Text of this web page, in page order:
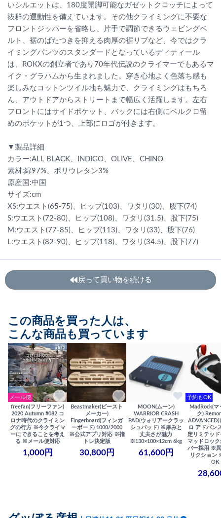
いシルエットは、180度開脚可能なガゼットクロッチによって
抜群の運動性を備えています。その他クライミングに不要な
フロントジッパーを省略し、片手で調節できるウェビングベ
ルト、裾のばたつきを抑える肉厚の裾リブなど、今ではクラ
イミングパンツのスタンダードとなっているディティール
は、ROKXの創立者であり70年代伝説のクライマーでもあるマ
イク・グラハムから生まれました。穿き心地よく色落ち感も
楽しみなコットンツイル地も魅力で、クライミングはもちろ
ん、アウトドアからストリートまで幅広く活躍します。左右
フロントにはサイドポケット、バックには右側にベルクロ留
めのポケットが1つ、上部にロゴが付きます。
▼製品詳細
カラー:ALL BLACK、INDIGO、OLIVE、CHINO
素材:綿97%、ポリウレタン3%
原産国:中国
サイズ:cm
XS:ウエスト(65-75)、ヒップ(103)、ワタリ(30)、股下(74)
S:ウエスト(72-80)、ヒップ(108)、ワタリ(31.5)、股下(75)
M:ウエスト(77-85)、ヒップ(113)、ワタリ(33)、股下(76)
L:ウエスト(82-90)、ヒップ(118)、ワタリ(34.5)、股下(77)
戻って買い物を続ける
この商品を買った人は、
こんな商品も買っています
メール便
freefan(フリーファン)
2020 Autumn #082 コ
ロナ時代のクライミン
グの行方 ※今クライマ
ーにできることを考え
る ※メール便対応
1,000円
Beastmaker(ビースト
メーカー)
Fingerboard(フィンガ
ーボード) 1000/2000
※公式アプリ対応 ※指
トレ決定版
30,800円
MOON(ムーン)
WARRIOR CRASH
PAD(ウォリアークラッ
シュパッド) ※厚みと
丈夫さが魅力
※130×100×12cm 6kg
61,600円
予約もOK
MadRock(マ
ク)
ADVANCED(
ロ アドバン
定リミテッ
マッドロック
バー採用 ※
リクション
OK